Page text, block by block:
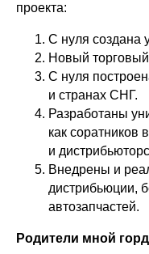
проекта:
С нуля создана
Новый
С нуля
и странах СНГ.
Разработаны
как соратников
и
Внедрены и
дистрибьюции,
автозапчастей.
Родители мной